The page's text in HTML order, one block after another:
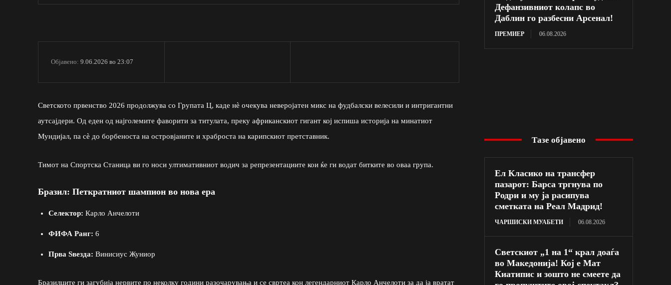
Објавено: 9.06.2026 во 23:07
Светското првенство 2026 продолжува со Групата Ц, каде нè очекува неверојатен микс на фудбалски велесили и интригантни
аутсајдери. Од еден од најголемите фаворити за титулата, преку африканскиот гигант кој испиша историја на минатиот
Мундијал, па сè до борбеноста на островјаните и храброста на карипскиот претставник.
Тимот на Спортска Станица ви го носи ултимативниот водич за репрезентациите кои ќе ги водат битките во оваа група.
Бразил: Петкратниот шампион во нова ера
Селектор: Карло Анчелоти
ФИФА Ранг: 6
Прва Ѕвезда: Винисиус Жуниор
Бразилците ги загубија нервите по неколку години разочарувања и се свртеа кон легендарниот Карло Анчелоти за да ја вратат
Дефанзивниот колапс во
Даблин го разбесни Арсенал!
ПРЕМИЕР 06.08.2026
Тазе објавено
Ел Класико на трансфер
пазарот: Барса тргнува по
Родри и му ја расипува
сметката на Реал Мадрид!
ЧАРШИСКИ МУАБЕТИ 06.08.2026
Светскиот „1 на 1“ крал доаѓа
во Македонија! Кој е Мат
Киатипис и зошто не смеете да